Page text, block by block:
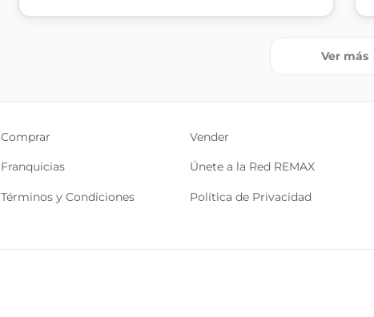
Ver más
Comprar Vender
Franquicias Únete a la Red REMAX
Términos y Condiciones Política de Privacidad